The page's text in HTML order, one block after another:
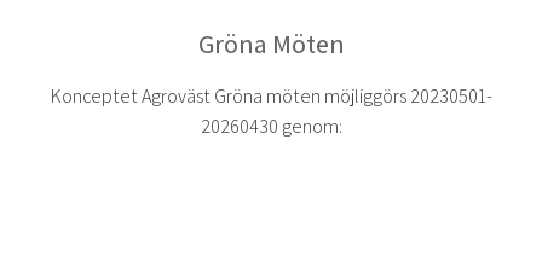
Gröna Möten
Konceptet Agroväst Gröna möten möjliggörs 20230501-
20260430 genom: